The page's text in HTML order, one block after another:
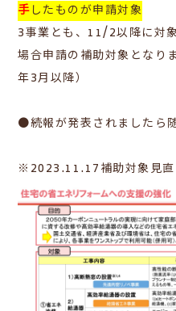
手したものが申請対象
3事業とも、11/2以降に対
場合申請の補助対象となり
年3月以降）
●続報が発表されましたら
※2023.11.17補助対象見直